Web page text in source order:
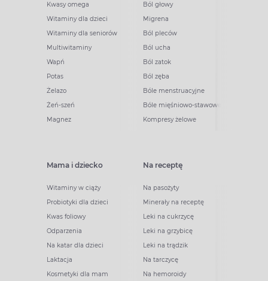
Kwasy omega
Witaminy dla dzieci
Witaminy dla seniorów
Multiwitaminy
Wapń
Potas
Żelazo
Żeń-szeń
Magnez
Ból głowy
Migrena
Ból pleców
Ból ucha
Ból zatok
Ból zęba
Bóle menstruacyjne
Bóle mięśniowo-stawowe
Kompresy żelowe
Mama i dziecko
Witaminy w ciąży
Probiotyki dla dzieci
Kwas foliowy
Odparzenia
Na katar dla dzieci
Laktacja
Kosmetyki dla mam
Na receptę
Na pasożyty
Minerały na receptę
Leki na cukrzycę
Leki na grzybicę
Leki na trądzik
Na tarczycę
Na hemoroidy